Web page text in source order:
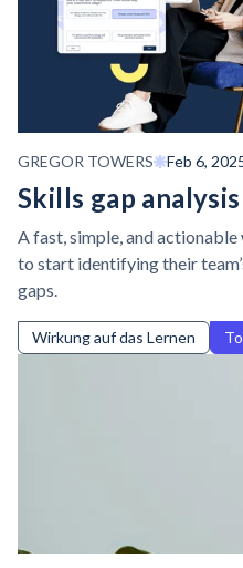
GREGOR TOWERS Feb 6,
Skills gap
A fast, simple, and
to start identifying their
gaps.
Wirkung auf das Lernen